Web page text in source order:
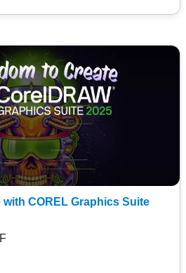
with COREL Graphics Suite